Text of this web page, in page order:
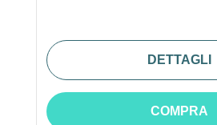
DETTAGLI
COMPRA